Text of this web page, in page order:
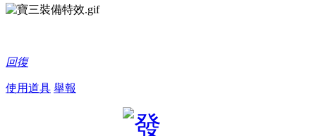
回復
使用道具 舉報